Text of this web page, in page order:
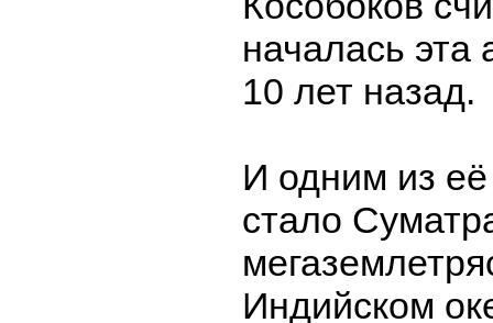
началась эта
10 лет назад.
И одним из
стало
Индийском